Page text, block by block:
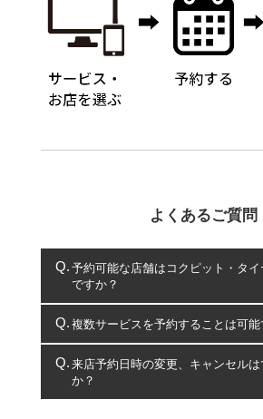
よくあるご質問
予約可能な店舗はコクピット・タ
ですか？
コクピット・タイヤ館のみとなりま
複数サービスを予約することは可能
複数サービスのご予約は可能です。
一部の商品・サービスの組み合わせに限
出来ないものもございます。
来店予約日時の変更、キャンセルは
か？